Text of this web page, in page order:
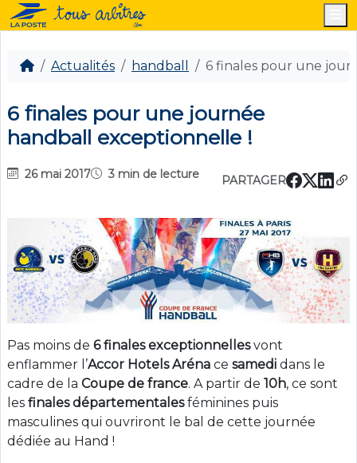
Actualités handball 6 finales pour une
6 finales pour une journée
handball exceptionnelle !
26 mai 2017 3 min de lecture PARTAGER
Pas moins de 6 finales exceptionnellesvont
enflammer l’Accor Hotels Aréna ce samedi dans le
cadre de la Coupe de france. A partir de 10h, ce sont
les finales départementalesféminines puis
masculines qui ouvriront le bal de cette journée
dédiée au Hand !